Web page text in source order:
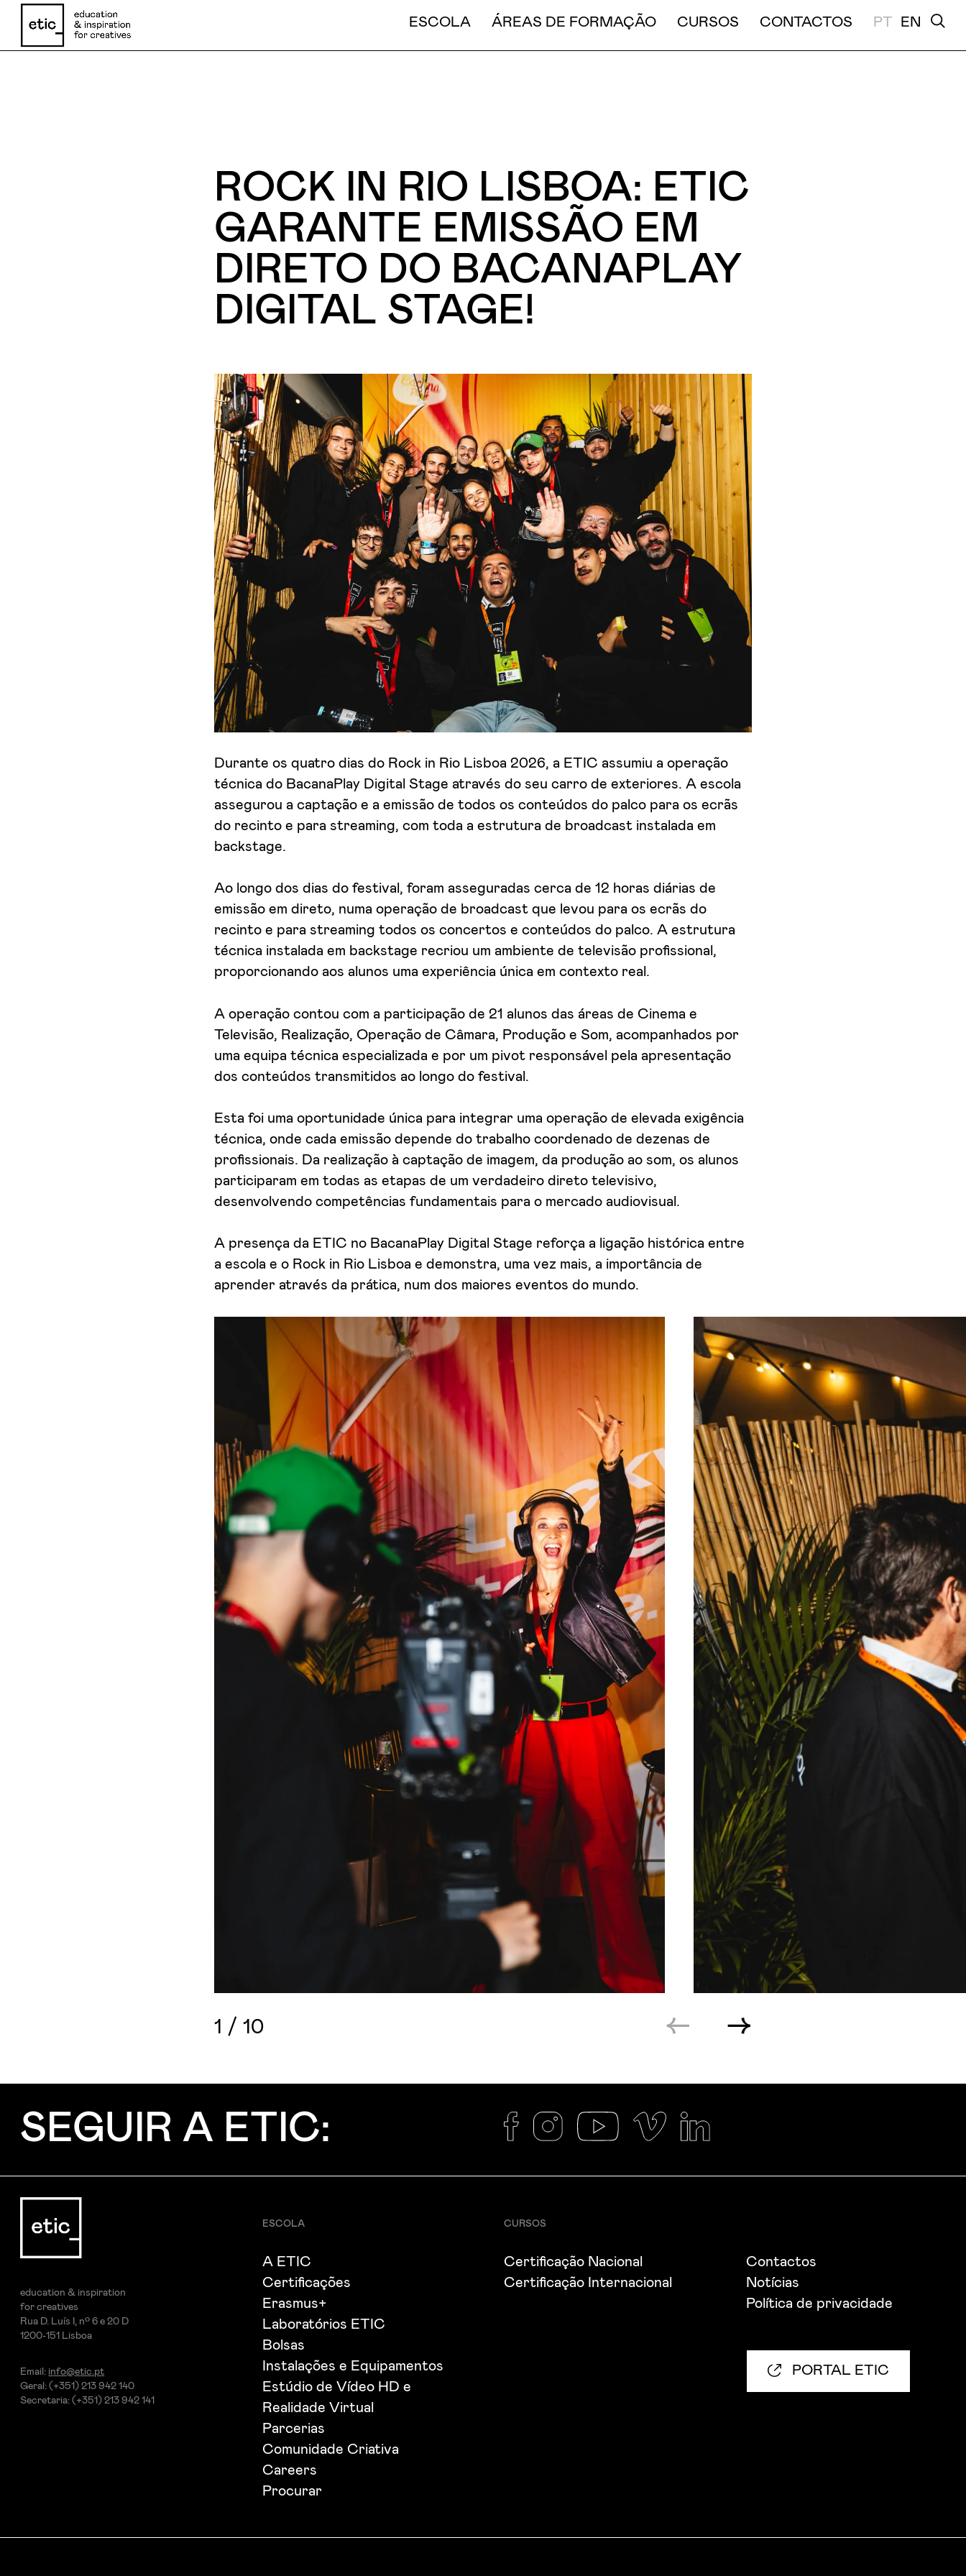
Aceito receber emails sobre novidades da ETIC
ESCOLA ÁREAS DE FORMAÇÃO CURSOS CONTACTOS PT EN
ROCK IN RIO LISBOA: ETIC
GARANTE EMISSÃO EM
DIRETO DO BACANAPLAY
DIGITAL STAGE!
Durante os quatro dias do Rock in Rio Lisboa 2026, a ETIC assumiu a operação
técnica do BacanaPlay Digital Stage através do seu carro de exteriores. A escola
assegurou a captação e a emissão de todos os conteúdos do palco para os ecrãs
do recinto e para streaming, com toda a estrutura de broadcast instalada em
backstage.
Ao longo dos dias do festival, foram asseguradas cerca de 12 horas diárias de
emissão em direto, numa operação de broadcast que levou para os ecrãs do
recinto e para streaming todos os concertos e conteúdos do palco. A estrutura
técnica instalada em backstage recriou um ambiente de televisão profissional,
proporcionando aos alunos uma experiência única em contexto real.
A operação contou com a participação de 21 alunos das áreas de Cinema e
Televisão, Realização, Operação de Câmara, Produção e Som, acompanhados por
uma equipa técnica especializada e por um pivot responsável pela apresentação
dos conteúdos transmitidos ao longo do festival.
Esta foi uma oportunidade única para integrar uma operação de elevada exigência
técnica, onde cada emissão depende do trabalho coordenado de dezenas de
profissionais. Da realização à captação de imagem, da produção ao som, os alunos
participaram em todas as etapas de um verdadeiro direto televisivo,
desenvolvendo competências fundamentais para o mercado audiovisual.
A presença da ETIC no BacanaPlay Digital Stage reforça a ligação histórica entre
a escola e o Rock in Rio Lisboa e demonstra, uma vez mais, a importância de
aprender através da prática, num dos maiores eventos do mundo.
1 /10
SEGUIR A ETIC:
education & inspiration
for creatives
Rua D. Luís I, nº 6 e 20 D
1200-151 Lisboa
Email: info@etic.pt
Geral: (+351) 213 942 140
Secretaria: (+351) 213 942 141
ESCOLA
A ETIC
Certificações
Erasmus+
Laboratórios ETIC
Bolsas
Instalações e Equipamentos
Estúdio de Vídeo HD e
Realidade Virtual
Parcerias
Comunidade Criativa
Careers
Procurar
CURSOS
Certificação Nacional
Certificação Internacional
Contactos
Notícias
Política de privacidade
PORTAL ETIC